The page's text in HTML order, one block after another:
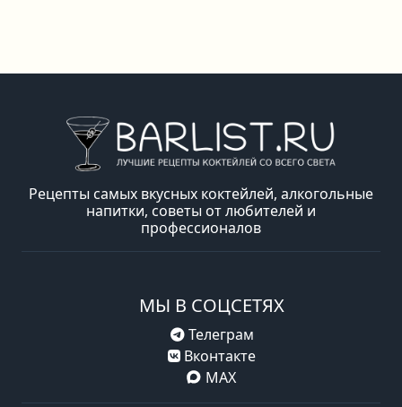
Рецепты самых вкусных коктейлей, алкогольные
напитки, советы от любителей и
профессионалов
МЫ В СОЦСЕТЯХ
Телеграм
Вконтакте
MAX